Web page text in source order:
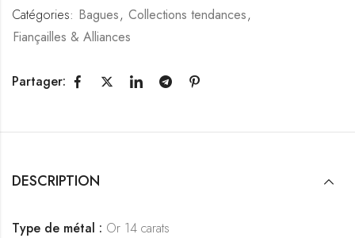
Catégories: Bagues, Collections tendances,
Fiançailles & Alliances
Partager:
DESCRIPTION
Type de métal : Or 14 carats